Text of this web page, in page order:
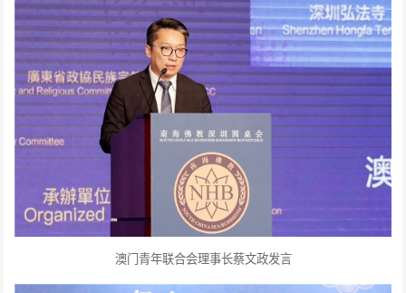
澳门青年联合会理事长蔡文政发言